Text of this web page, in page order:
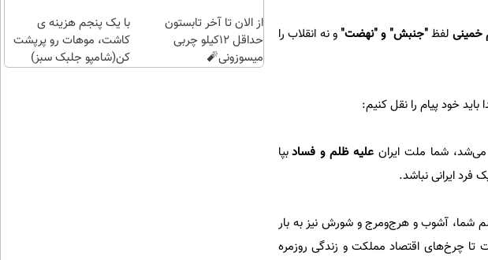
خمینی لفظ"جنبش" و "نهضت" و نه انقلاب را
شما ملت ایرانعلیه ظلم و فسادبپا
فرد ایرانی نباشد.
شما، آشوب و هرج‌و‌مرج و شورش نیز به بار
تا چرخ‌های اقتصاد مملکت و زندگی روزمره
از الان تا آخر تابستون
حداقل 12کیلو چربی
میسوزونی🧨
با یک پنجم هزینه ی
کاشت، موهات رو پرپشت
کن(شامپو جلبک سبز)